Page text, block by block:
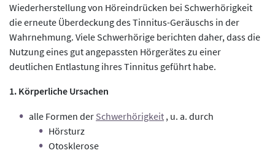
Wiederherstellung von Höreindrücken bei Schwerhörigkeit
die erneute Überdeckung des Tinnitus-Geräuschs in der
Wahrnehmung. Viele Schwerhörige berichten daher, dass die
Nutzung eines gut angepassten Hörgerätes zu einer
deutlichen Entlastung ihres Tinnitus geführt habe.
1. Körperliche Ursachen
alle Formen der Schwerhörigkeit , u. a. durch
Hörsturz
Otosklerose